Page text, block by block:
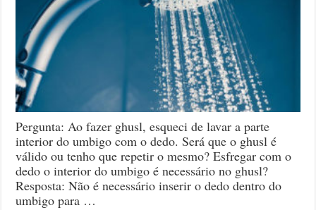
Pergunta: Ao fazer ghusl, esqueci de lavar a parte
interior do umbigo com o dedo. Será que o ghusl é
válido ou tenho que repetir o mesmo? Esfregar com o
dedo o interior do umbigo é necessário no ghusl?
Resposta: Não é necessário inserir o dedo dentro do
umbigo para …